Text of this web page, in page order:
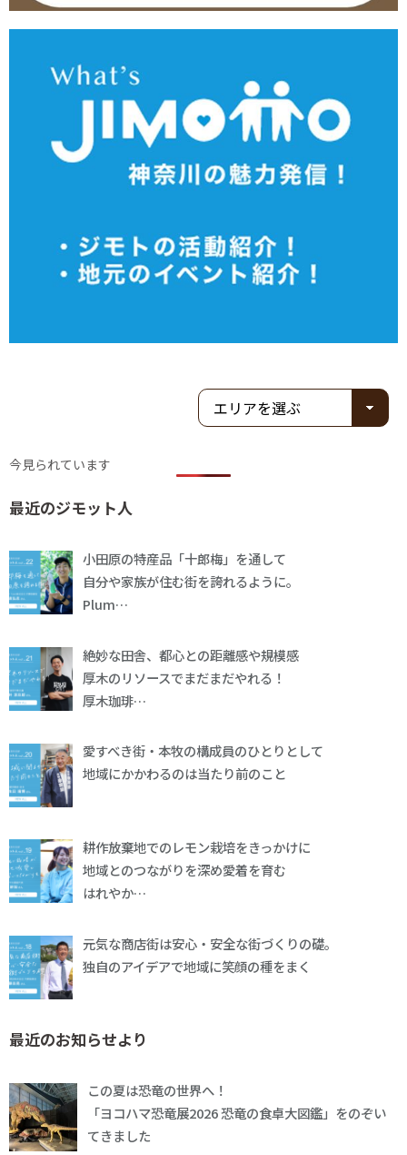
今見られています
最近のジモット人
小田原の特産品「十郎梅」を通して
自分や家族が住む街を誇れるように。
Plum…
絶妙な田舎、都心との距離感や規模感
厚木のリソースでまだまだやれる！
厚木珈琲…
愛すべき街・本牧の構成員のひとりとして
地域にかかわるのは当たり前のこと
耕作放棄地でのレモン栽培をきっかけに
地域とのつながりを深め愛着を育む
はれやか…
元気な商店街は安心・安全な街づくりの礎。
独自のアイデアで地域に笑顔の種をまく
最近のお知らせより
この夏は恐竜の世界へ！
「ヨコハマ恐竜展2026 恐竜の食卓大図鑑」をのぞい
てきました